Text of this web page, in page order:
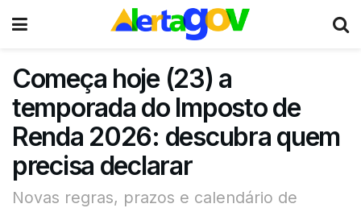
Começa hoje (23) a
temporada do Imposto de
Renda 2026: descubra quem
precisa declarar
Novas regras, prazos e calendário de